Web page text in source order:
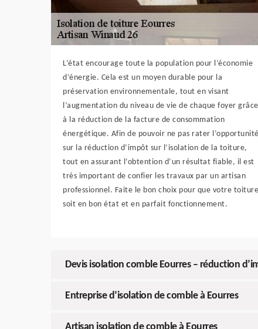
L’état encourage toute la population pour l’économie
d’énergie. Cela est un moyen durable pour la
préservation environnementale, tout en visant
l’augmentation du niveau de vie de chaque foyer grâce
à la réduction de la facture de consommation
énergétique. Afin de pouvoir ne pas rater l’opportunité
sur la réduction d’impôt sur l’isolation de la toiture,
tout en assurant l’obtention d’un résultat fiable, il est
très important de confier les travaux par un artisan
professionnel. Faite le bon choix pour que votre toiture
soit en bon état et en parfait fonctionnement.
Devis isolation comble Eourres – réduction
Entreprise d’isolation de comble à Eourres